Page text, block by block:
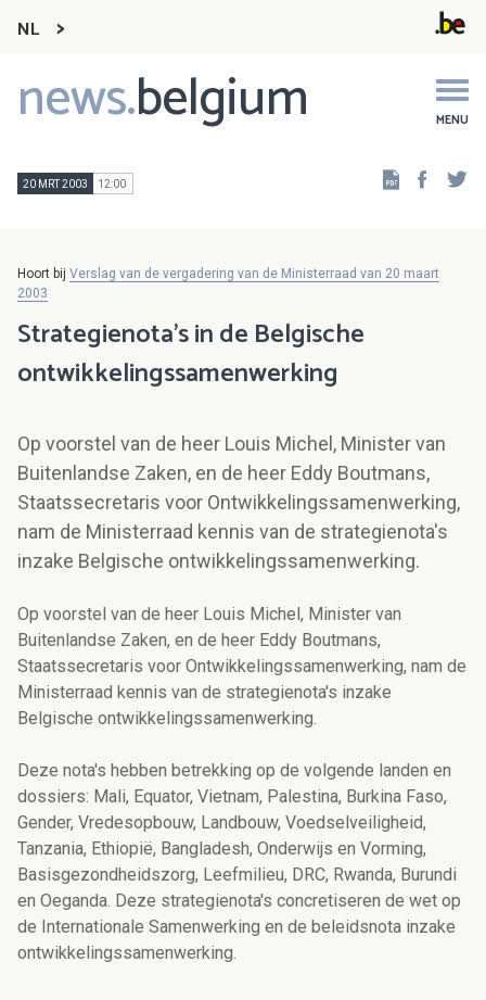
NL
news.belgium MENU
Main
navigation
20 MRT 2003 12:00
Hoort bij Verslag van de vergadering van de Ministerraad van 20 maart
2003
Strategienota's in de Belgische
ontwikkelingssamenwerking
Op voorstel van de heer Louis Michel, Minister van
Buitenlandse Zaken, en de heer Eddy Boutmans,
Staatssecretaris voor Ontwikkelingssamenwerking,
nam de Ministerraad kennis van de strategienota's
inzake Belgische ontwikkelingssamenwerking.
Op voorstel van de heer Louis Michel, Minister van
Buitenlandse Zaken, en de heer Eddy Boutmans,
Staatssecretaris voor Ontwikkelingssamenwerking, nam de
Ministerraad kennis van de strategienota's inzake
Belgische ontwikkelingssamenwerking.
Deze nota's hebben betrekking op de volgende landen en
dossiers: Mali, Equator, Vietnam, Palestina, Burkina Faso,
Gender, Vredesopbouw, Landbouw, Voedselveiligheid,
Tanzania, Ethiopië, Bangladesh, Onderwijs en Vorming,
Basisgezondheidszorg, Leefmilieu, DRC, Rwanda, Burundi
en Oeganda. Deze strategienota's concretiseren de wet op
de Internationale Samenwerking en de beleidsnota inzake
ontwikkelingssamenwerking.